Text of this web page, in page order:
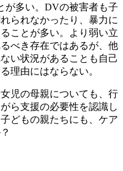
が多い。DVの被害者も子
られなかったり、暴力に
ことが多い。より弱い立
べき存在ではあるが、他
い状況があることも自己
理由にはならない。
児の母親についても、行
ら支援の必要性を認識し
どもの親たちにも、ケア